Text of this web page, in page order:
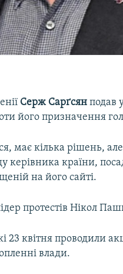
Серж Сарґсянподав
його призначення
має кілька рішень,
керівника країни,
на його сайті.
протестів Нікол
23 квітня проводили
влади.